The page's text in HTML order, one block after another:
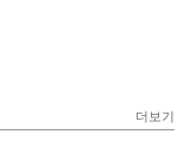
더보기